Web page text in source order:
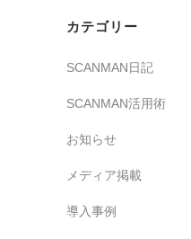
カテゴリー
SCANMAN日記
SCANMAN活用術
お知らせ
メディア掲載
導入事例